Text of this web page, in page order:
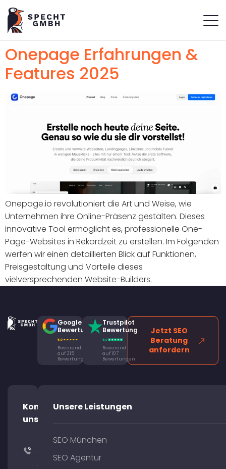
Onepage Erfahrungen &
Features 2025
Onepage.io revolutioniert die Art und Weise, wie
Unternehmen ihre Online-Präsenz gestalten. Dieses
innovative Tool ermöglicht es, professionelle One-
Page-Websites in Rekordzeit zu erstellen. Im Folgenden
werfen wir einen detaillierten Blick auf Funktionen,
Preisgestaltung und Vorteile dieses
vielversprechenden Website-Builders.
Google
Bewertung
Basierend
auf 315
Bewertungen
Trustpilot
Bewertung
Basierend
auf 107
Bewertungen
Jetzt SEO
Beratung
anfordern
Kontaktiere
uns!
+49
Unsere Leistungen
SEO München
SEO Agentur